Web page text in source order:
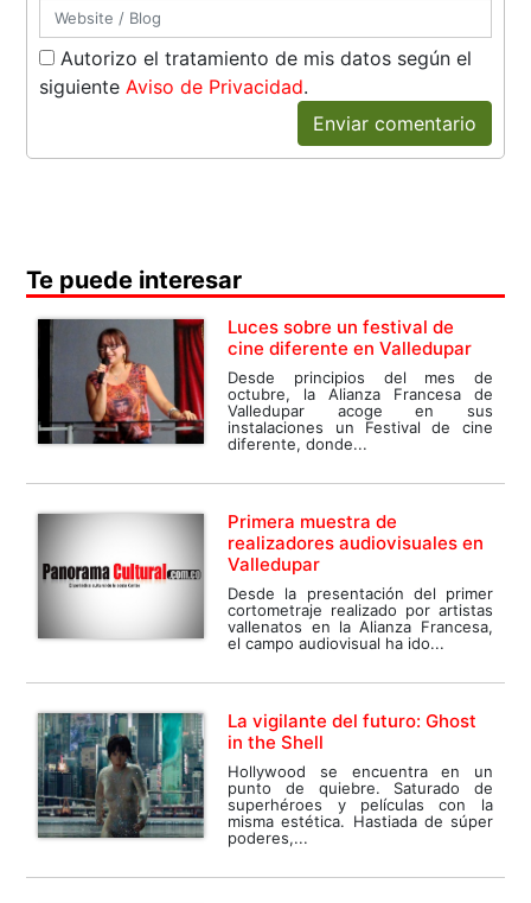
Autorizo el tratamiento de mis datos según el
siguienteAviso de Privacidad.
Enviar comentario
Te puede interesar
Luces sobre un festival de
cine diferente en Valledupar
Desde principios del mes de
octubre, la Alianza Francesa de
Valledupar acoge en sus
instalaciones un Festival de cine
diferente, donde...
Primera muestra de
realizadores audiovisuales en
Valledupar
Desde la presentación del primer
cortometraje realizado por artistas
vallenatos en la Alianza Francesa,
el campo audiovisual ha ido...
La vigilante del futuro: Ghost
in the Shell
Hollywood se encuentra en un
punto de quiebre. Saturado de
superhéroes y películas con la
misma estética. Hastiada de súper
poderes,...